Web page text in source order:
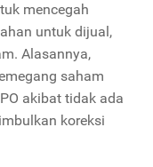
mencegah
untuk dijual,
Alasannya,
saham
akibat tidak ada
koreksi